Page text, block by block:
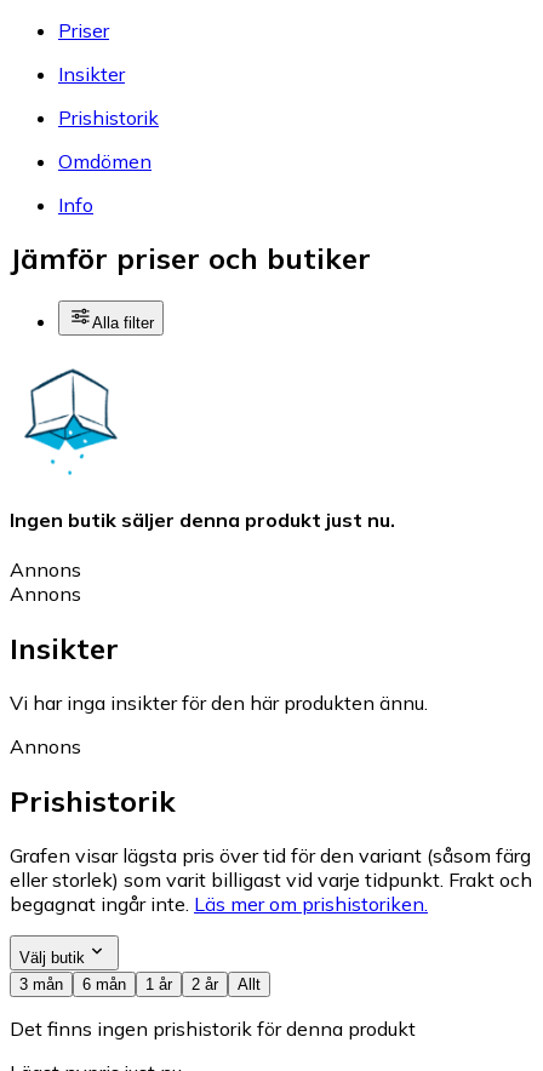
Priser
Insikter
Prishistorik
Omdömen
Info
Jämför priser och butiker
Alla filter
Ingen butik säljer denna produkt just nu.
Annons
Annons
Insikter
Vi har inga insikter för den här produkten ännu.
Annons
Prishistorik
Grafen visar lägsta pris över tid för den variant (såsom färg
eller storlek) som varit billigast vid varje tidpunkt. Frakt och
begagnat ingår inte. Läs mer om prishistoriken.
Välj butik
3 mån
6 mån 1 år 2 år Allt
Det finns ingen prishistorik för denna produkt